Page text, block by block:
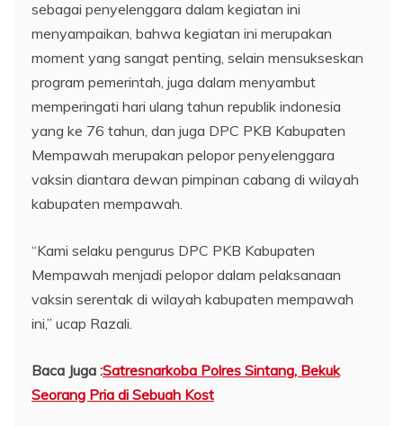
sebagai penyelenggara dalam kegiatan ini
menyampaikan, bahwa kegiatan ini merupakan
moment yang sangat penting, selain mensukseskan
program pemerintah, juga dalam menyambut
memperingati hari ulang tahun republik indonesia
yang ke 76 tahun, dan juga DPC PKB Kabupaten
Mempawah merupakan pelopor penyelenggara
vaksin diantara dewan pimpinan cabang di wilayah
kabupaten mempawah.
“Kami selaku pengurus DPC PKB Kabupaten
Mempawah menjadi pelopor dalam pelaksanaan
vaksin serentak di wilayah kabupaten mempawah
ini,” ucap Razali.
Baca Juga :Satresnarkoba Polres Sintang, Bekuk
Seorang Pria di Sebuah Kost